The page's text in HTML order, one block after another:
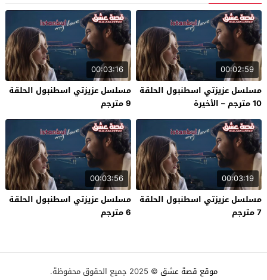
00:02:59
مسلسل عزيزتي اسطنبول الحلقة
10 مترجم – الأخيرة
00:03:16
مسلسل عزيزتي اسطنبول الحلقة
9 مترجم
00:03:19
مسلسل عزيزتي اسطنبول الحلقة
7 مترجم
00:03:56
مسلسل عزيزتي اسطنبول الحلقة
6 مترجم
موقع قصة عشق © 2025 جميع الحقوق محفوظة.